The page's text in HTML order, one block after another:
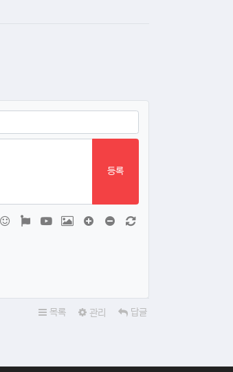
등록
이모티콘폰트어썸동영상 이미지 댓글창 늘이기댓글창 줄이기
목록 관리 답글